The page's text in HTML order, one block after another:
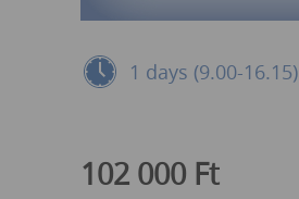
1 days (9.00-16.15)
102 000 Ft